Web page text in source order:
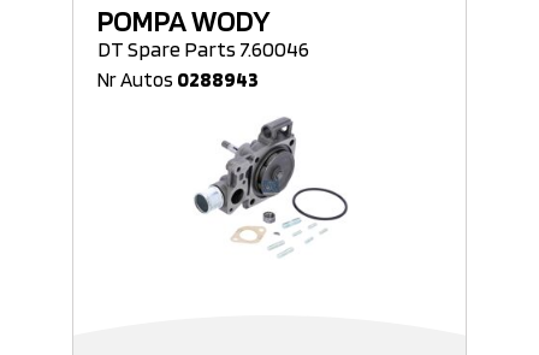
POMPA WODY
DT Spare Parts 7.60046
Nr Autos 0288943